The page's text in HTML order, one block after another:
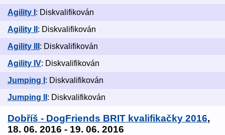
Agility I : Diskvalifikován
Agility II : Diskvalifikován
Agility III : Diskvalifikován
Agility IV: Diskvalifikován
Jumping I : Diskvalifikován
Jumping II : Diskvalifikován
Dobříš - DogFriends ​BRIT ​kvalifikačky 2016,
18. 06. 2016 - 19. 06. 2016